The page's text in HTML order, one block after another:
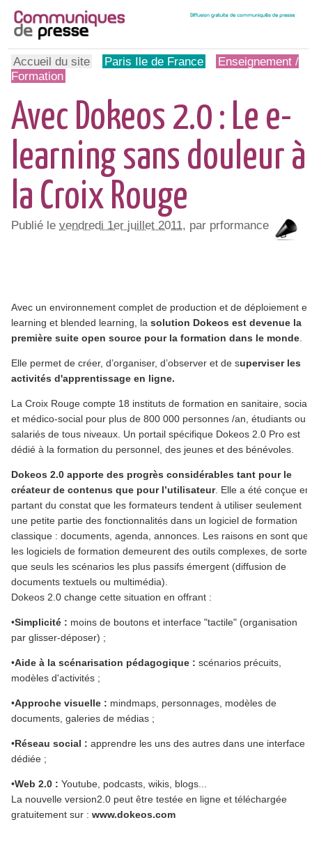
Accueil du site Paris Ile de France
Enseignement /
Formation
Avec Dokeos 2.0 : Le e-
learning sans douleur à
la Croix Rouge
Publié levendredi 1er juillet 2011, par prformance
Avec un environnement complet de production et de déploiement e-
learning et blended learning, lasolution Dokeos est devenue la
première suite open source pour la formation dans le monde
Elle permet de créer, d’organiser, d’observer et de superviser les
activités d'apprentissage en ligne.
La Croix Rouge compte 18 instituts de formation en sanitaire, social
et médico-social pour plus de 800 000 personnes /an, étudiants ou
salariés de tous niveaux. Un portail spécifique Dokeos 2.0 Pro est
dédié à la formation du personnel, des jeunes et des bénévoles.
Dokeos 2.0 apporte des progrès considérables tant pour le
créateur de contenus que pour l’utilisateur. Elle a été conçue en
partant du constat que les formateurs tendent à utiliser seulement
une petite partie des fonctionnalités dans un logiciel de formation
classique : documents, agenda, annonces. Les raisons en sont que
les logiciels de formation demeurent des outils complexes, de sorte
que seuls les scénarios les plus passifs émergent (diffusion de
documents textuels ou multimédia).
Dokeos 2.0 change cette situation en offrant :
•Simplicité : moins de boutons et interface "tactile" (organisation
par glisser-déposer) ;
•Aide à la scénarisation pédagogique : scénarios précuits,
modèles d'activités ;
•Approche visuelle : mindmaps, personnages, modèles de
documents, galeries de médias ;
•Réseau social : apprendre les uns des autres dans une interface
dédiée ;
•Web 2.0 : Youtube, podcasts, wikis, blogs...
La nouvelle version2.0 peut être testée en ligne et téléchargée
gratuitement sur :www.dokeos.com